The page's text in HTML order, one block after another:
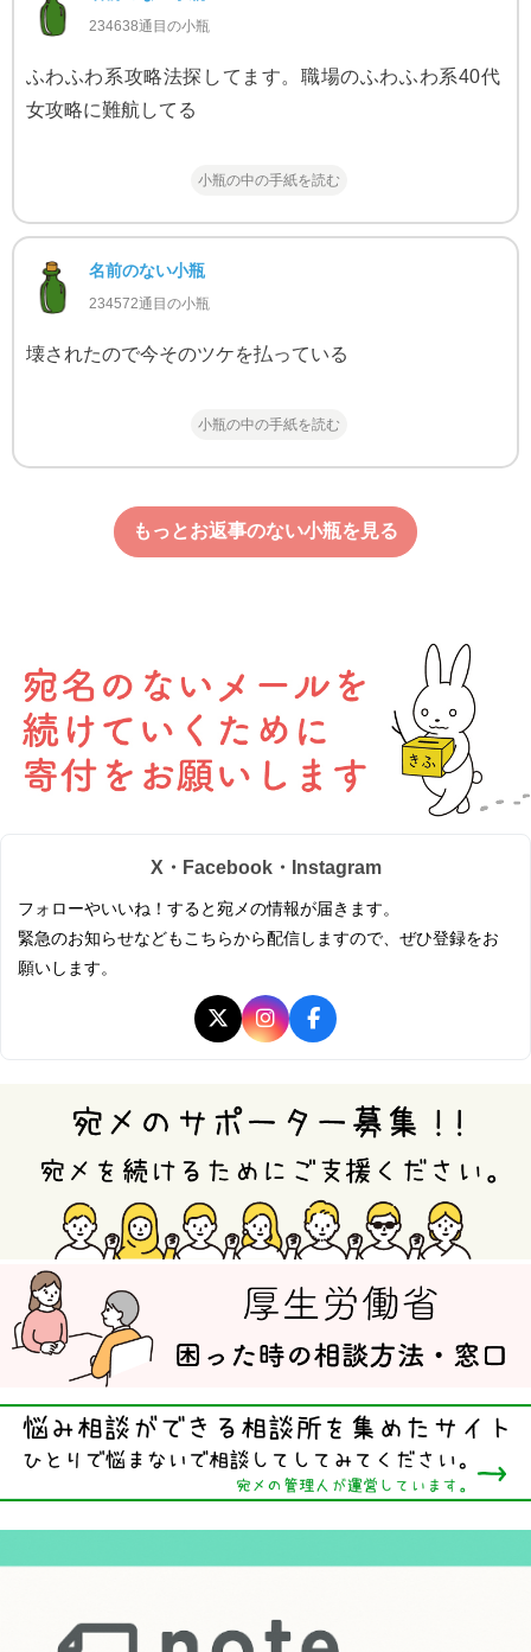
234638通目の小瓶
ふわふわ系攻略法探してます。職場のふわふわ系40代
女攻略に難航してる
小瓶の中の手紙を読む
名前のない小瓶
234572通目の小瓶
壊されたので今そのツケを払っている
小瓶の中の手紙を読む
もっとお返事のない小瓶を見る
X・Facebook・Instagram
フォローやいいね！すると宛メの情報が届きます。
緊急のお知らせなどもこちらから配信しますので、ぜひ登録をお
願いします。